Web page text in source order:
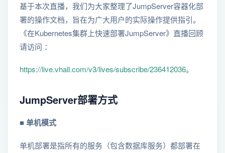
基于本次直播，我们为大家整理了JumpServer容器化部
署的操作文档，旨在为广大用户的实际操作提供指引。
《在Kubernetes集群上快速部署JumpServer》直播回顾
请访问 ：
https://live.vhall.com/v3/lives/subscribe/236412036。
JumpServer部署方式
■单机模式
单机部署是指所有的服务（包含数据库服务）都部署在